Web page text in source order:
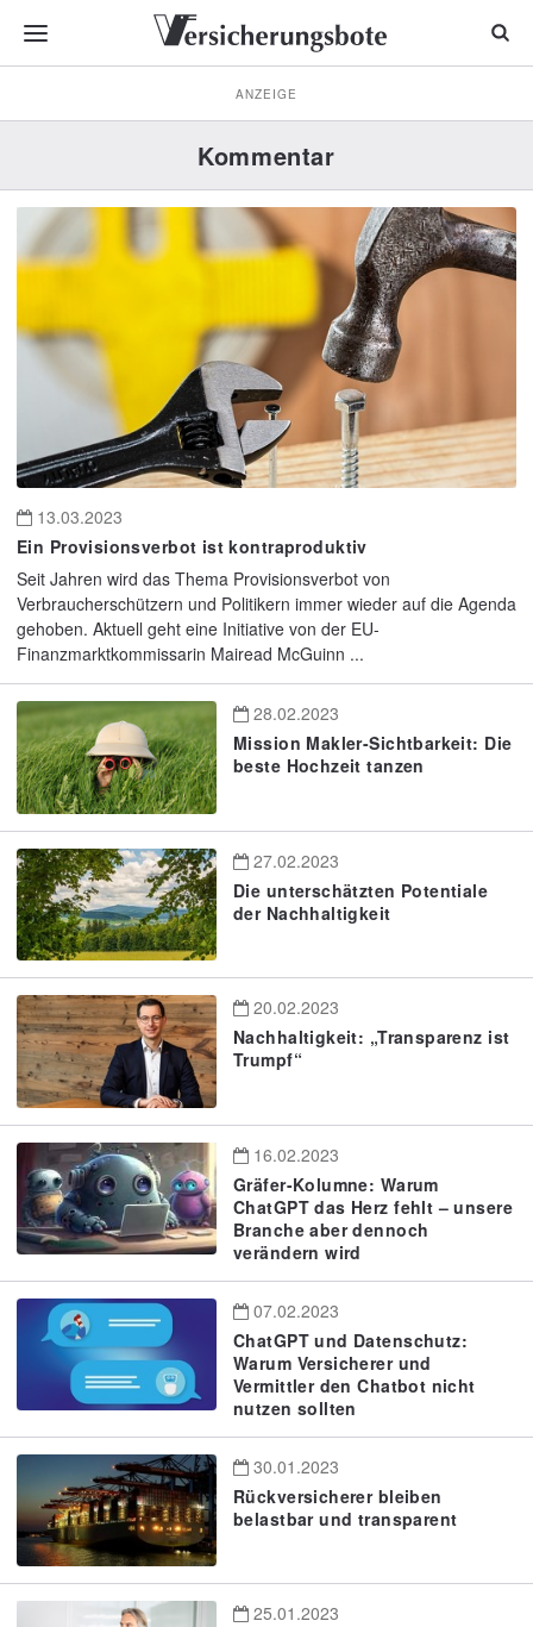
ANZEIGE
Kommentar
13.03.2023
Ein Provisionsverbot ist kontraproduktiv
Seit Jahren wird das Thema Provisionsverbot von
Verbraucherschützern und Politikern immer wieder auf die Agenda
gehoben. Aktuell geht eine Initiative von der EU-
Finanzmarktkommissarin Mairead McGuinn ...
28.02.2023
Mission Makler-Sichtbarkeit: Die
beste Hochzeit tanzen
27.02.2023
Die unterschätzten Potentiale
der Nachhaltigkeit
20.02.2023
Nachhaltigkeit: „Transparenz ist
Trumpf“
16.02.2023
Gräfer-Kolumne: Warum
ChatGPT das Herz fehlt – unsere
Branche aber dennoch
verändern wird
07.02.2023
ChatGPT und Datenschutz:
Warum Versicherer und
Vermittler den Chatbot nicht
nutzen sollten
30.01.2023
Rückversicherer bleiben
belastbar und transparent
25.01.2023